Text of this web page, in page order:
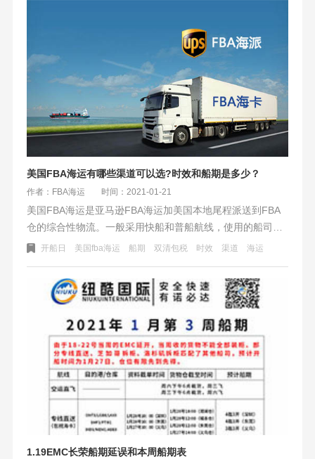
美国FBA海运有哪些渠道可以选?时效和船期是多少？
作者：FBA海运 时间：2021-01-21
美国FBA海运是亚马逊FBA海运加美国本地尾程派送到FBA
仓的综合性物流。一般采用快船和普船航线，使用的船司有
美森轮船、以星航运、长荣海运等。都是时效比较快的美国
地址远近来衡量。
开船日 美国fba海运 船期 双清包税 时效 渠道 海运
1.19EMC长荣船期延误和本周船期表